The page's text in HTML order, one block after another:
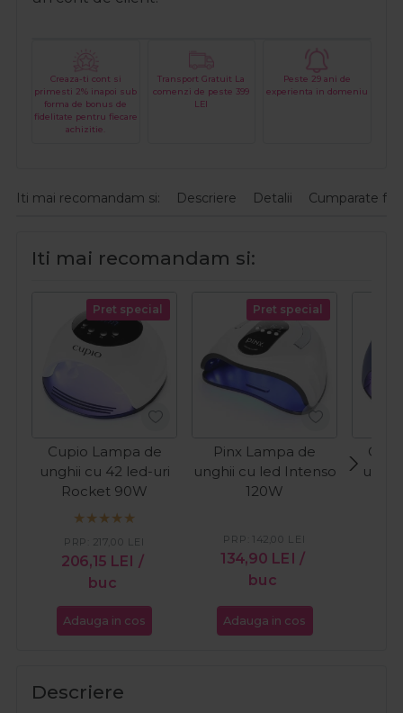
Creaza-ti cont si
primesti 2% inapoi sub
forma de bonus de
fidelitate pentru fiecare
achizitie.
Transport Gratuit La
comenzi de peste 399
LEI
Peste 29 ani de
experienta in domeniu
Iti mai recomandam si: Descriere Detalii Cumparate
Iti mai recomandam si:
Pret special
Cupio Lampa de
unghii cu 42 led-uri
Rocket 90W
206,15 LEI /
buc
PRP: 217,00 LEI
Adauga in cos
Pret special
Pinx Lampa de
unghii cu led Intenso
120W
134,90 LEI /
buc
PRP: 142,00 LEI
Adauga in cos
Descriere